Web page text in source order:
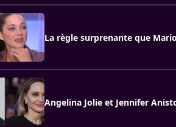
La règle surprenante que
Angelina Jolie et Jennifer